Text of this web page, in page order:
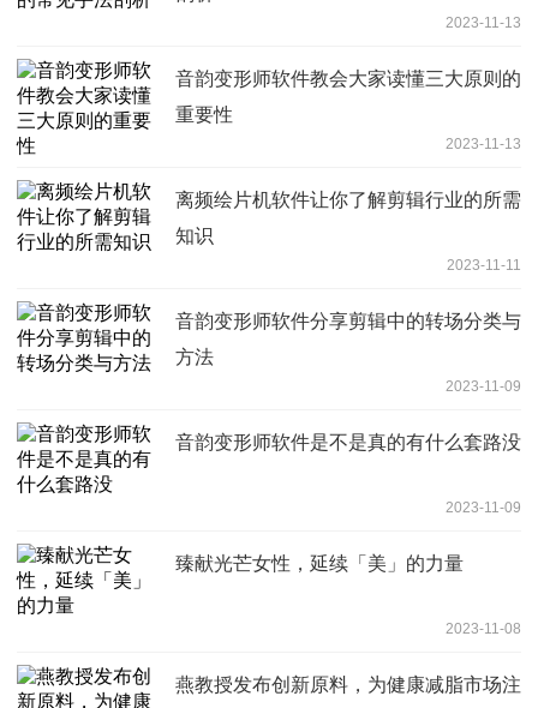
2023-11-13
音韵变形师软件教会大家读懂三大原则的
重要性
2023-11-13
离频绘片机软件让你了解剪辑行业的所需
知识
2023-11-11
音韵变形师软件分享剪辑中的转场分类与
方法
2023-11-09
音韵变形师软件是不是真的有什么套路没
2023-11-09
臻献光芒女性，延续「美」的力量
2023-11-08
燕教授发布创新原料，为健康减脂市场注